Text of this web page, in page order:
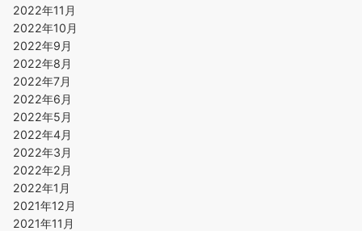
2022年11月
2022年10月
2022年9月
2022年8月
2022年7月
2022年6月
2022年5月
2022年4月
2022年3月
2022年2月
2022年1月
2021年12月
2021年11月